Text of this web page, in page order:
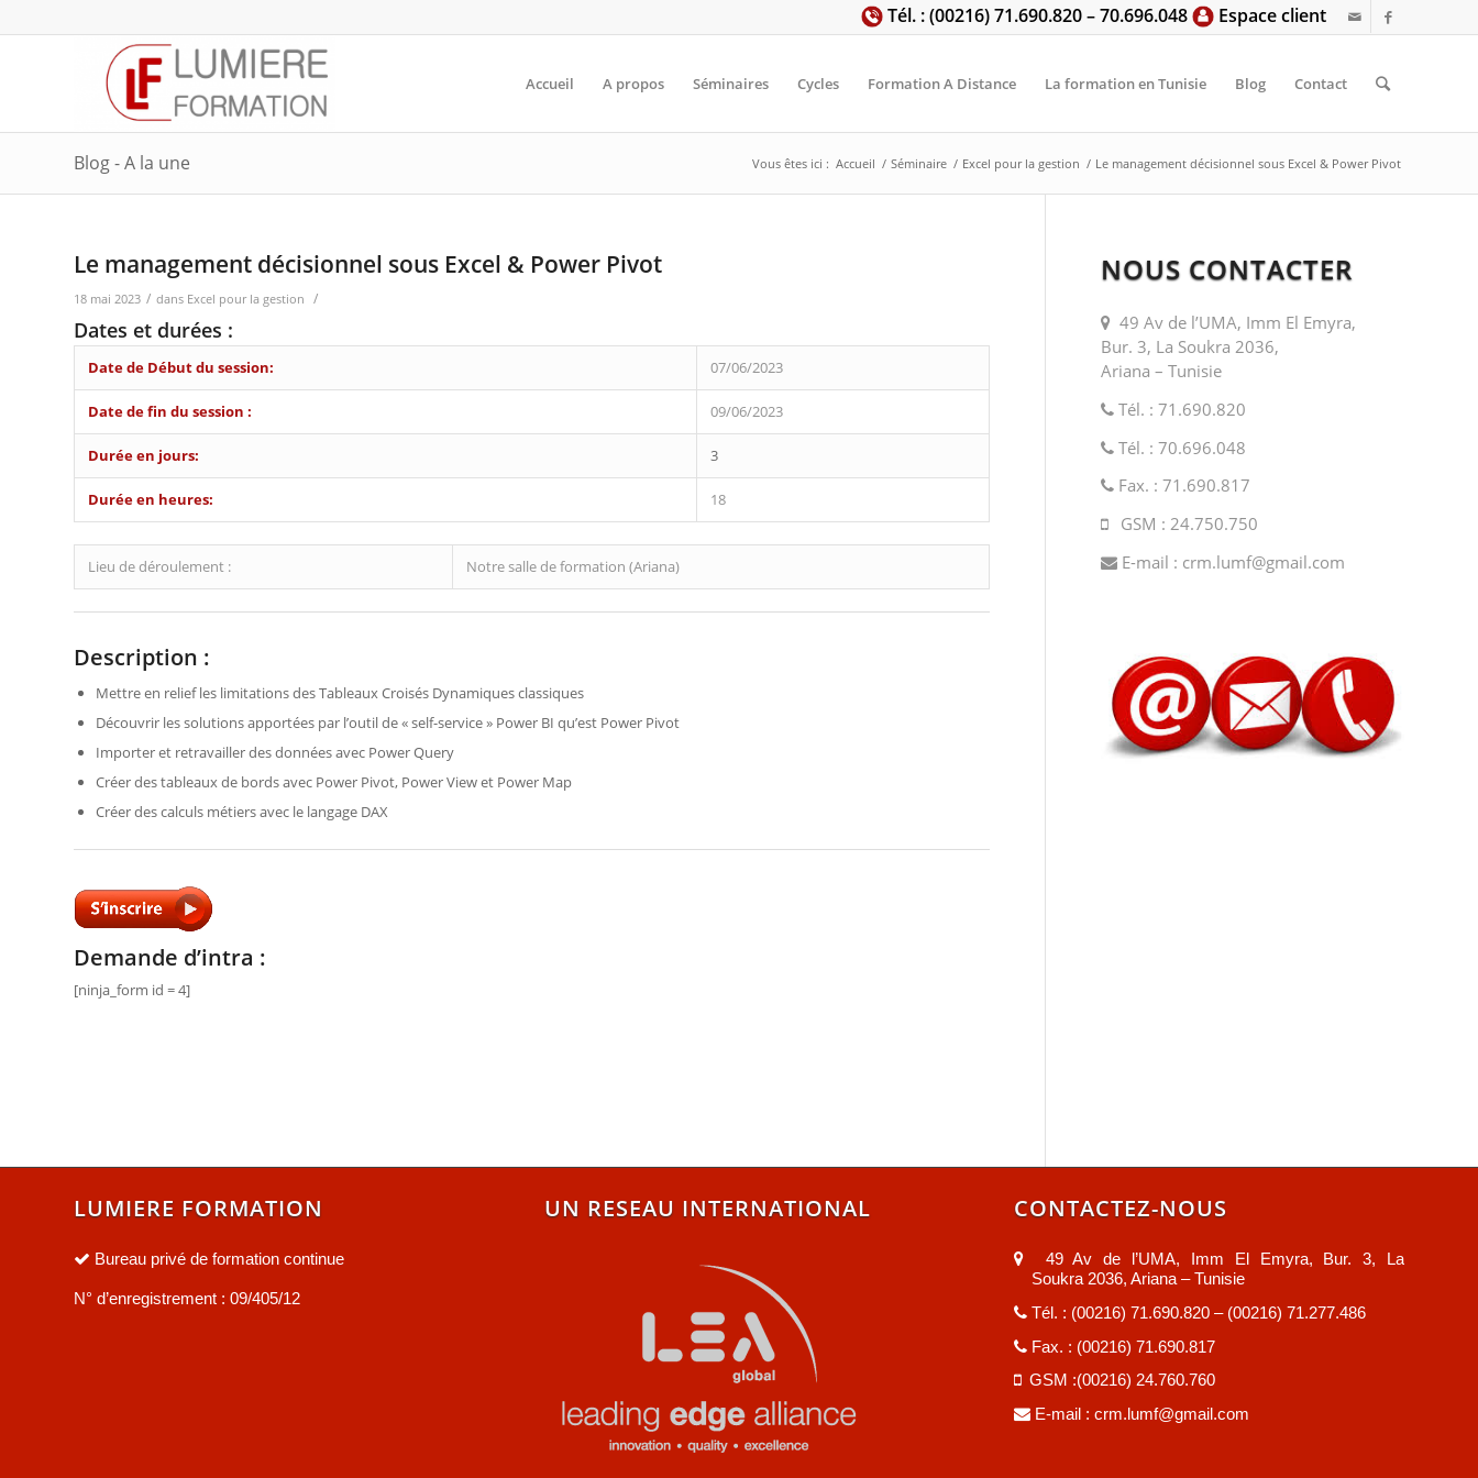
Tél. : (00216) 71.690.820 – 70.696.048 Espace client
Accueil A propos Séminaires Cycles Formation A Distance La formation en Tunisie Blog Contact
Blog - A la une Vous êtes ici : Accueil / Séminaire / Excel pour la gestion / Le management décisionnel sous Excel & Power Pivot
Le management décisionnel sous Excel & Power Pivot
18 mai 2023 / dans Excel pour la gestion /
Dates et durées :
Date de Début du session: 07/06/2023
Date de fin du session : 09/06/2023
Durée en jours: 3
Durée en heures: 18
Lieu de déroulement : Notre salle de formation (Ariana)
Description :
Mettre en relief les limitations des Tableaux Croisés Dynamiques classiques
Découvrir les solutions apportées par l’outil de « self-service » Power BI qu’est Power Pivot
Importer et retravailler des données avec Power Query
Créer des tableaux de bords avec Power Pivot, Power View et Power Map
Créer des calculs métiers avec le langage DAX
Demande d’intra :
[ninja_form id = 4]
NOUS CONTACTER
49 Av de l’UMA, Imm El Emyra,
Bur. 3, La Soukra 2036,
Ariana – Tunisie
Tél. : 71.690.820
Tél. : 70.696.048
Fax. : 71.690.817
GSM : 24.750.750
E-mail : crm.lumf@gmail.com
LUMIERE FORMATION
Bureau privé de formation continue
N° d’enregistrement : 09/405/12
UN RESEAU INTERNATIONAL CONTACTEZ-NOUS
49 Av de l’UMA, Imm El Emyra, Bur. 3, La
Soukra 2036, Ariana – Tunisie
Tél. : (00216) 71.690.820 – (00216) 71.277.486
Fax. : (00216) 71.690.817
GSM :(00216) 24.760.760
E-mail : crm.lumf@gmail.com